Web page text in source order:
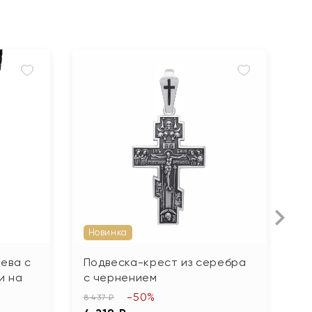
с
на
Новинка
Подвеска-крест из серебра
с чернением
8 437 ₽ -50%